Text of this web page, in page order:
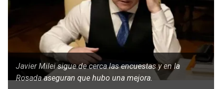
Javier Milei sigue de cerca las encuestas y en la
Rosada aseguran que hubo una mejora.